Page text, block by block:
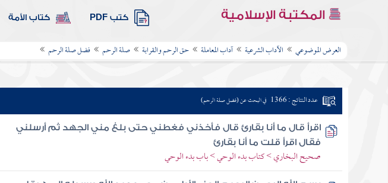
المكتبة الإسلامية كتب PDF كتاب الأمة
العرض الموضوعي الآداب الشرعية آداب المعاملة حق الرحم والقرابة صلة الرحم فضل صلة الرحم
عدد النتائج : 1366 في البحث عن (فضل صلة الرحم)
اقرأ قال ما أنا بقارئ قال فأخذني فغطني حتى بلغ مني الجهد ثم أرسلني
فقال اقرأ قلت ما أنا بقارئ
صحيح البخاري > كتاب بدء الوحي > باب بدء الوحي